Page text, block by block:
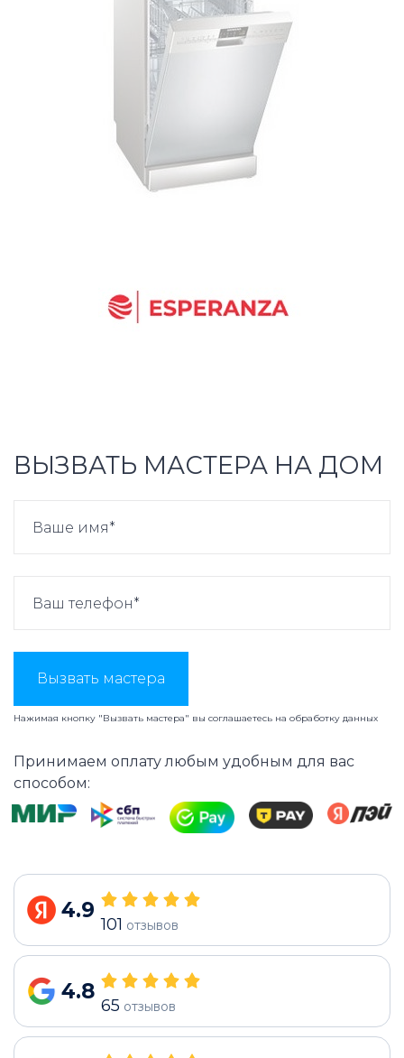
ВЫЗВАТЬ МАСТЕРА НА ДОМ
Вызвать мастера
Нажимая кнопку "Вызвать мастера" вы соглашаетесь на обработку данных
Принимаем оплату любым удобным для вас
способом:
4.9
101 отзывов
4.8
65 отзывов